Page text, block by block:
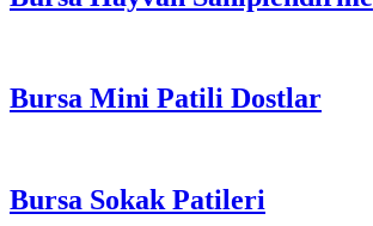
Bursa Mini Patili Dostlar
Bursa Sokak Patileri